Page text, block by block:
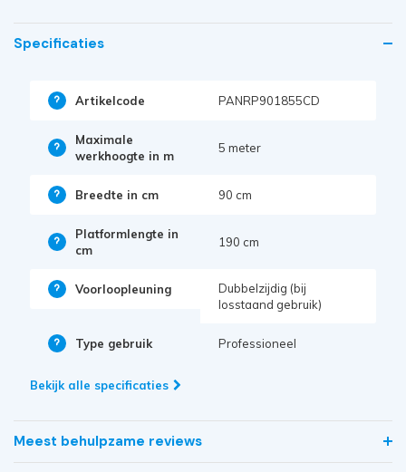
Specificaties
Artikelcode PANRP901855CD
Maximale
werkhoogte in m
5 meter
Breedte in cm 90 cm
Platformlengte in
cm
190 cm
Voorloopleuning
Dubbelzijdig (bij
losstaand gebruik)
Type gebruik Professioneel
Bekijk alle specificaties
Meest behulpzame reviews